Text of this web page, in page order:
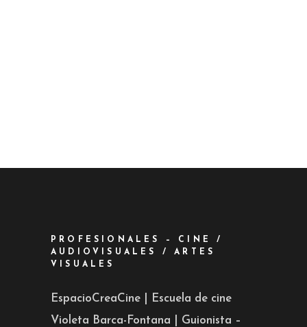
PROFESIONALES – CINE /
AUDIOVISUALES / ARTES
VISUALES
EspacioCreaCine | Escuela de cine
Violeta Barca-Fontana | Guionista –